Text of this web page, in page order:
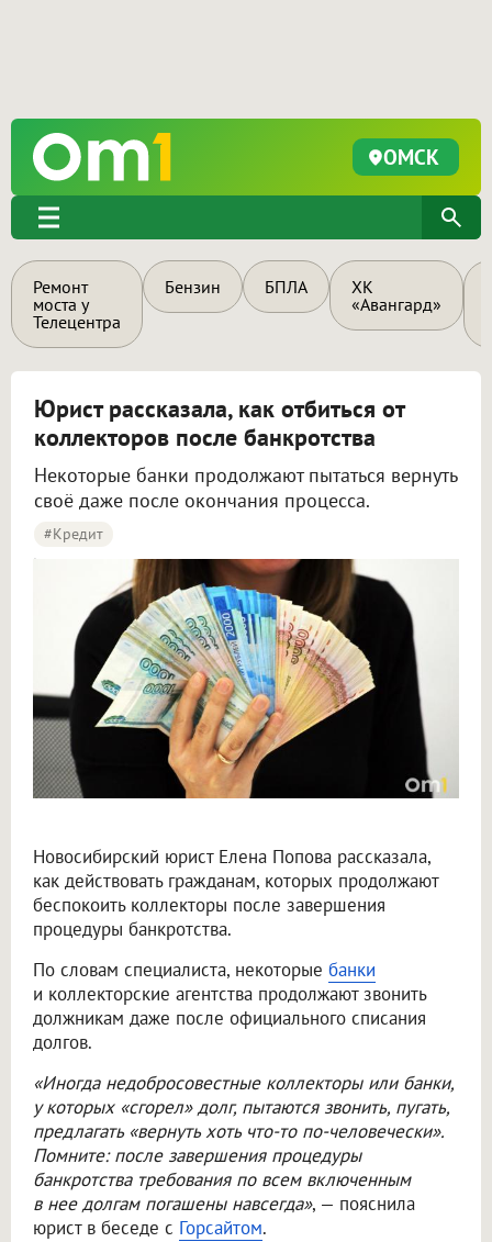
ОМСК
Ремонт
моста у
Телецентра
Бензин БПЛА
ХК
«Авангард»
Юрист рассказала, как отбиться от
коллекторов после банкротства
Некоторые банки продолжают пытаться вернуть
своё даже после окончания процесса.
#кредит
Новосибирский юрист Елена Попова рассказала,
как действовать гражданам, которых продолжают
беспокоить коллекторы после завершения
процедуры банкротства.
По словам специалиста, некоторые банки
и коллекторские агентства продолжают звонить
должникам даже после официального списания
долгов.
«Иногда недобросовестные коллекторы или банки,
у которых «сгорел» долг, пытаются звонить, пугать,
предлагать «вернуть хоть что-то по-человечески».
Помните: после завершения процедуры
банкротства требования по всем включенным
в нее долгам погашены навсегда», — пояснила
юрист в беседе с Горсайтом.